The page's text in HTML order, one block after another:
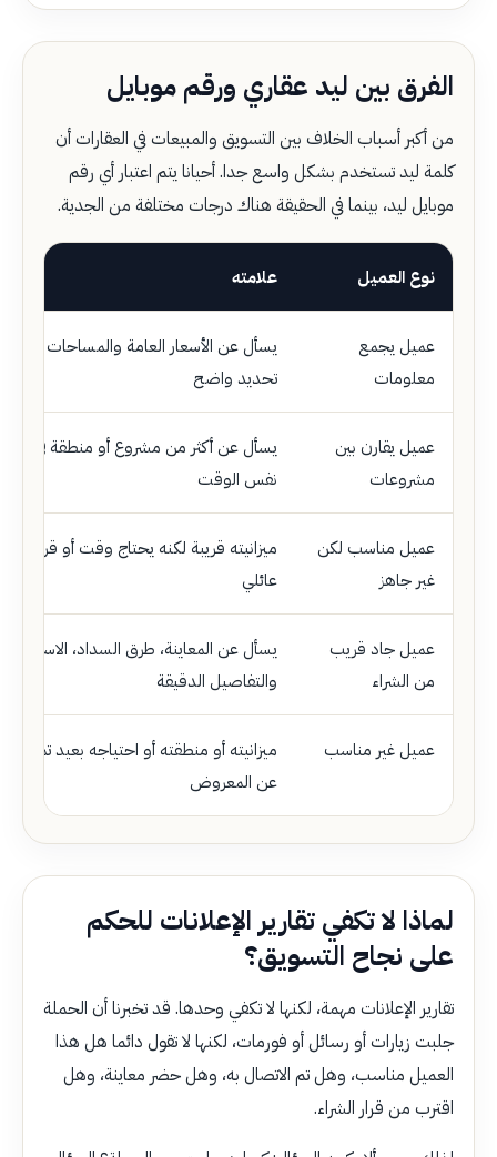
الفرق بين ليد عقاري ورقم موبايل
من أكبر أسباب الخلاف بين التسويق والمبيعات في العقارات أن
كلمة ليد تستخدم بشكل واسع جدا. أحيانا يتم اعتبار أي رقم
موبايل ليد، بينما في الحقيقة هناك درجات مختلفة من الجدية.
نوع العميل علامته
عميل يجمع
معلومات
يسأل عن الأسعار العامة والمساحات بدون
تحديد واضح
عميل يقارن بين
مشروعات
يسأل عن أكثر من مشروع أو منطقة في
نفس الوقت
عميل مناسب لكن
غير جاهز
ميزانيته قريبة لكنه يحتاج وقت أو قرار
عائلي
عميل جاد قريب
من الشراء
يسأل عن المعاينة، طرق السداد، الاستلام،
والتفاصيل الدقيقة
عميل غير مناسب
ميزانيته أو منطقته أو احتياجه بعيد تماما
عن المعروض
لماذا لا تكفي تقارير الإعلانات للحكم
على نجاح التسويق؟
تقارير الإعلانات مهمة، لكنها لا تكفي وحدها. قد تخبرنا أن الحملة
جلبت زيارات أو رسائل أو فورمات، لكنها لا تقول دائما هل هذا
العميل مناسب، وهل تم الاتصال به، وهل حضر معاينة، وهل
اقترب من قرار الشراء.